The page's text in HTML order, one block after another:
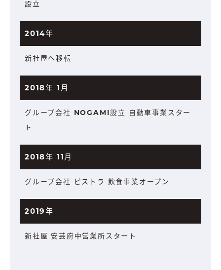
設立
2014年
新社屋へ移転
2018年 1月
グループ会社 NOGAMI設立 自動車事業スター
ト
2018年 11月
グループ会社 ビストラ 飲食事業オープン
2019年
新社屋 安芸府中営業所スタート